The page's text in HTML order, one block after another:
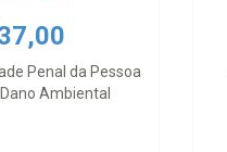
Penal da Pessoa
Ambiental